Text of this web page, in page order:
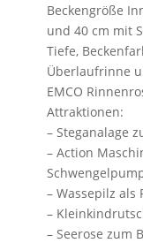
Beckengröße
und 40 cm mit
Tiefe,
Überlaufrinne
EMCO
Attraktionen:
– Steganalage
– Action
– Wassepilz als
–
– Seerose zum